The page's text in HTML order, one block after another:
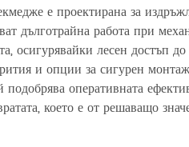
е проектирана за
дълготрайна работа при
осигурявайки лесен достъп
и опции за сигурен
оперативната
което е от решаващо